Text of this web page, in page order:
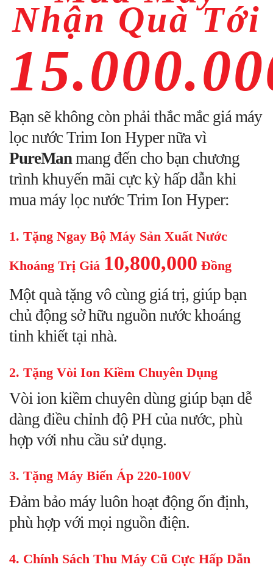
Nhận Quà Tới
Bạn sẽ không còn phải thắc mắc giá máy
lọc nước Trim Ion Hyper nữa vì
PureManmang đến cho bạn chương
trình khuyến mãi cực kỳ hấp dẫn khi
mua máy lọc nước Trim Ion Hyper:
1. Tặng Ngay Bộ Máy Sản Xuất Nước
Khoáng Trị Giá 10,800,000 Đồng
Một quà tặng vô cùng giá trị, giúp bạn
chủ động sở hữu nguồn nước khoáng
tinh khiết tại nhà.
2. Tặng Vòi Ion Kiềm Chuyên Dụng
Vòi ion kiềm chuyên dùng giúp bạn dễ
dàng điều chỉnh độ PH của nước, phù
hợp với nhu cầu sử dụng.
3. Tặng Máy Biến Áp 220-100V
Đảm bảo máy luôn hoạt động ổn định,
phù hợp với mọi nguồn điện.
4. Chính Sách Thu Máy Cũ Cực Hấp Dẫn